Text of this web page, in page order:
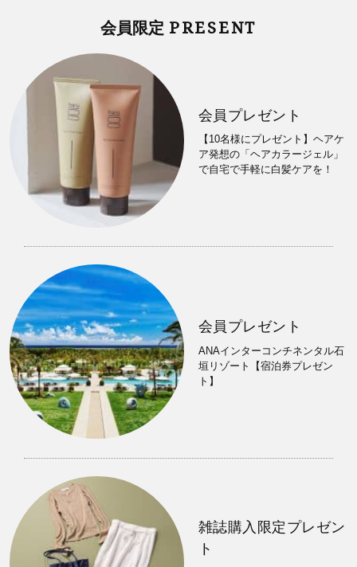
会員限定 PRESENT
会員プレゼント
【10名様にプレゼント】ヘアケ
ア発想の「ヘアカラージェル」
で自宅で手軽に白髪ケアを！
会員プレゼント
ANAインターコンチネンタル石
垣リゾート【宿泊券プレゼン
ト】
雑誌購入限定プレゼン
ト